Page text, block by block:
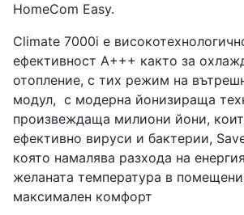
HomeCom Easy.
Climate 7000i е
ефективност A+++ както за
отопление, с тих режим на
модул, с модерна йонизираща
произвеждаща милиони йони,
ефективно вируси и бактерии,
която намалява разхода на
желаната температура в
максимален комфорт